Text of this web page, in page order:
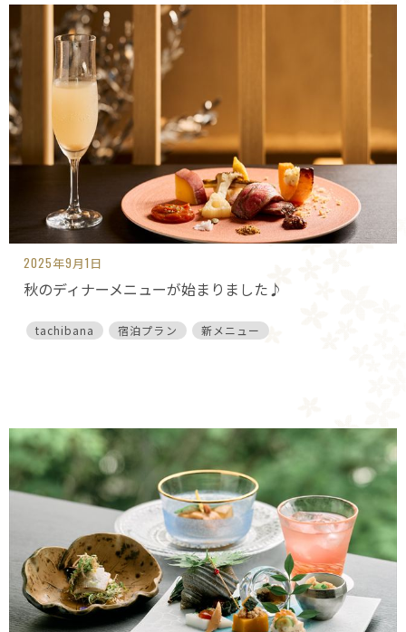
2025年9月1日
秋のディナーメニューが始まりました♪
tachibana 宿泊プラン 新メニュー